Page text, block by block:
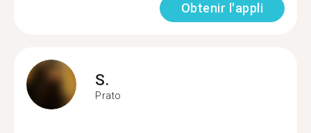
Obtenir l'appli
S.
Prato